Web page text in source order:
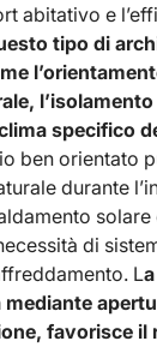
abitativo e
tipo di
specifico
ben orientato
durante
solare
di
L
favorisce il